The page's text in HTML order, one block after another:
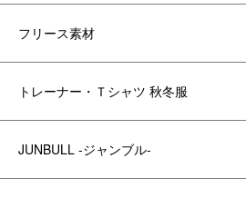
フリース素材
トレーナー・Ｔシャツ 秋冬服
JUNBULL -ジャンブル-